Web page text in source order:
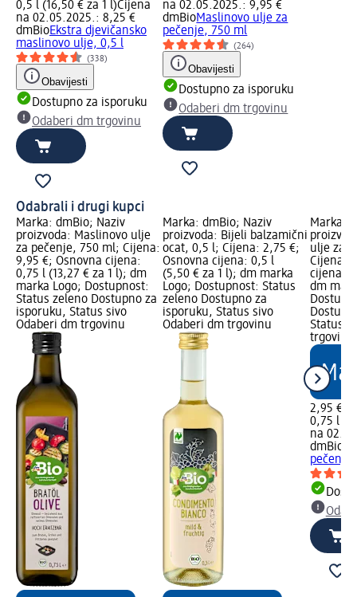
0,5 l (16,50 € za 1 l)Cijena
na 02.05.2025.: 8,25 €
dmBioEkstra djevičansko
maslinovo ulje, 0,5 l
(338)
Obavijesti
Dostupno za isporuku
Odaberi dm trgovinu
na 02.05.2025.: 9,95 €
dmBioMaslinovo ulje za
pečenje, 750 ml
(264)
Obavijesti
Dostupno za isporuku
Odaberi dm trgovinu
Odabrali i drugi kupci
Marka: dmBio; Naziv
proizvoda: Maslinovo ulje
za pečenje, 750 ml; Cijena:
9,95 €; Osnovna cijena:
0,75 l (13,27 € za 1 l); dm
marka Logo; Dostupnost:
Status zeleno Dostupno za
isporuku, Status sivo
Odaberi dm trgovinu
Marka: dmBio; Naziv
proizvoda: Bijeli balzamični
ocat, 0,5 l; Cijena: 2,75 €;
Osnovna cijena: 0,5 l
(5,50 € za 1 l); dm marka
Logo; Dostupnost: Status
zeleno Dostupno za
isporuku, Status sivo
Odaberi dm trgovinu
Marka:
ulje za
Cijena:
cijena:
dm
Status
trgovinu
2,95 €
0,75 l
na
dmBio